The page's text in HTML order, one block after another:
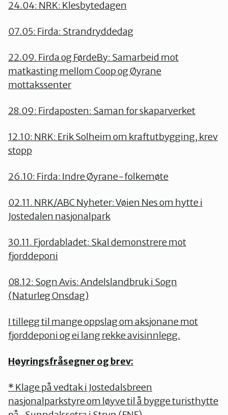
24.04: NRK: Klesbytedagen
07.05: Firda: Strandryddedag
22.09. Firda og FørdeBy: Samarbeid mot
matkasting mellom Coop og Øyrane
mottakssenter
28.09: Firdaposten: Saman for skaparverket
12.10: NRK: Erik Solheim om kraftutbygging, krev
stopp
26.10: Firda: Indre Øyrane-folkemøte
02.11. NRK/ABC Nyheter: Vøien Nes om hytte i
Jostedalen nasjonalpark
30.11. Fjordabladet: Skal demonstrere mot
fjorddeponi
08.12: Sogn Avis: Andelslandbruk i Sogn
(Naturleg Onsdag)
I tillegg til mange oppslag om aksjonane mot
fjorddeponi og ei lang rekke avisinnlegg.
Høyringsfråsegner og brev:
* Klage på vedtak i Jostedalsbreen
nasjonalparkstyre om løyve til å bygge turisthytte